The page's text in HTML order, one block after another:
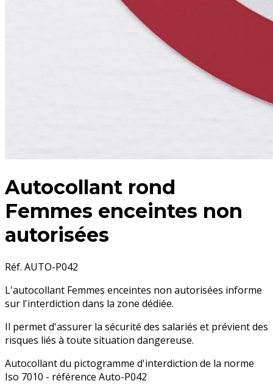
Autocollant rond
Femmes enceintes non
autorisées
Réf. AUTO-P042
L'autocollant Femmes enceintes non autorisées informe
sur l'interdiction dans la zone dédiée.
Il permet d'assurer la sécurité des salariés et prévient des
risques liés à toute situation dangereuse.
Autocollant du pictogramme d'interdiction de la norme
Iso 7010 - référence Auto-P042